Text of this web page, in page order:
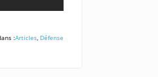
:Articles, Défense